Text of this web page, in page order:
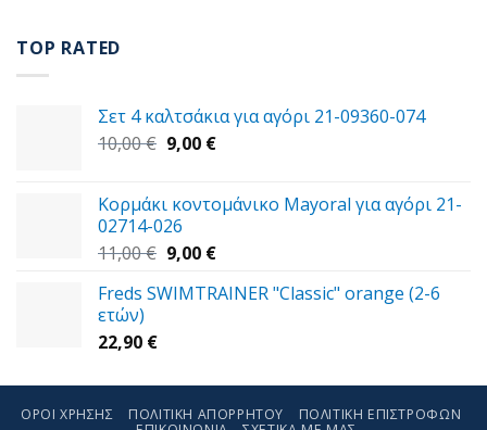
TOP RATED
Σετ 4 καλτσάκια για αγόρι 21-09360-074
10,00€ Original
10,00 €.
9,00 €Η
είναι:
Κορμάκι κοντομάνικο Mayoral για αγόρι 21-
02714-026
11,00€ Original
was:
9,00 €Η
τιμή
Freds SWIMTRAINER "Classic" orange (2-6
ετών)
22,90 €
ΌΡΟΙ ΧΡΉΣΗΣ ΠΟΛΙΤΙΚΉ ΑΠΟΡΡΉΤΟΥ
ΠΟΛΙΤΙΚΉ ΕΠΙΣΤΡΟΦΏΝ